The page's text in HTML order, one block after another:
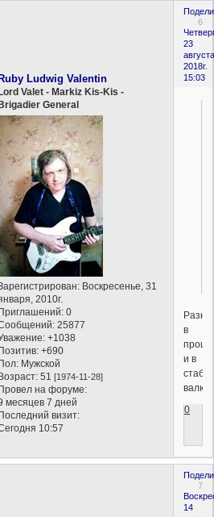
6
23
2018г.
15:03
Ruby Ludwig Valentin
Lord Valet - Markiz Kis-Kis -
Brigadier General
: Воскресенье, 31
2010г.
0
25877
+1038
+690
Мужской
51[1974-11-28]
на форуме:
месяцев 7 дней
визит:
10:57
в
и в
0
7
14